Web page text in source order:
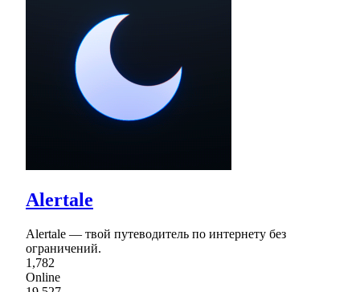
Alertale
Alertale — твой путеводитель по интернету без
ограничений.
1,782
Online